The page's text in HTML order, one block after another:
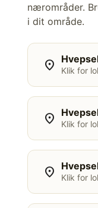
nærområder.
i dit område.
location_on Klik for
location_on Klik for
location_on Klik for